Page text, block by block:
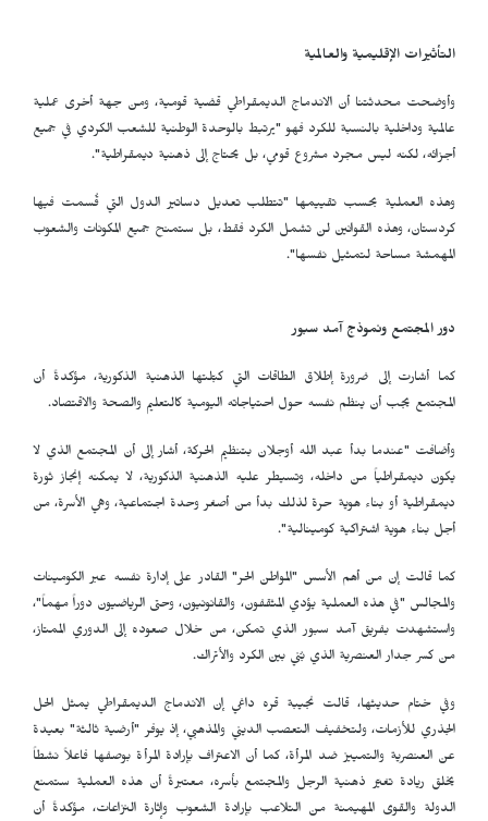
التأثيرات الإقليمية والعالمية
وأوضحت محدثتنا أن الاندماج الديمقراطي قضية قومية، ومن جهة أخرى عملية
عالمية وداخلية بالنسبة للكرد فهو "يرتبط بالوحدة الوطنية للشعب الكردي في جميع
أجزائه، لكنه ليس مجرد مشروع قومي، بل يحتاج إلى ذهنية ديمقراطية".
وهذه العملية بحسب تقييمها "تتطلب تعديل دساتير الدول التي قُسمت فيها
كردستان، وهذه القوانين لن تشمل الكرد فقط، بل ستمنح جميع المكونات والشعوب
المهمشة مساحة لتمثيل نفسها".
دور المجتمع ونموذج آمد سبور
كما أشارت إلى ضرورة إطلاق الطاقات التي كبّلتها الذهنية الذكورية، مؤكدةً أن
المجتمع يجب أن ينظم نفسه حول احتياجاته اليومية كالتعليم والصحة والاقتصاد.
وأضافت "عندما بدأ عبد الله أوجلان بتنظيم الحركة، أشار إلى أن المجتمع الذي لا
يكون ديمقراطياً من داخله، وتسيطر عليه الذهنية الذكورية، لا يمكنه إنجاز ثورة
ديمقراطية أو بناء هوية حرة لذلك بدأ من أصغر وحدة اجتماعية، وهي الأسرة، من
أجل بناء هوية اشتراكية كومينالية".
كما قالت إن من أهم الأسس "المواطن الحر" القادر على إدارة نفسه عبر الكومينات
والمجالس "في هذه العملية يؤدي المثقفون، والقانونيون، وحتى الرياضيون دوراً مهماً"،
واستشهدت بفريق آمد سبور الذي تمكن، من خلال صعوده إلى الدوري الممتاز،
من كسر جدار العنصرية الذي بُني بين الكرد والأتراك.
وفي ختام حديثها، قالت نجيبة قره داغي إن الاندماج الديمقراطي يمثل الحل
الجذري للأزمات، ولتخفيف التعصب الديني والمذهبي، إذ يوفر "أرضية ثالثة" بعيدة
عن العنصرية والتمييز ضد المرأة، كما أن الاعتراف بإرادة المرأة بوصفها فاعلاً نشطاً
يخلق ريادة تغيّر ذهنية الرجل والمجتمع بأسره، معتبرةً أن هذه العملية ستمنع
الدولة والقوى المهيمنة من التلاعب بإرادة الشعوب وإثارة النزاعات، مؤكدةً أن